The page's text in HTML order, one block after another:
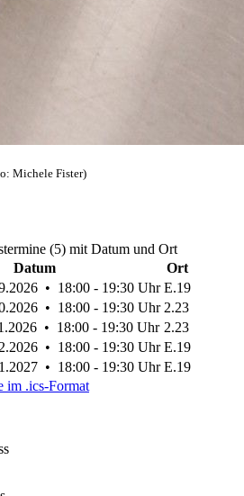
Michele Fister)
(5) mit Datum und Ort
Datum
Ort
• 18:00 - 19:30 Uhr E.19
• 18:00 - 19:30 Uhr 2.23
• 18:00 - 19:30 Uhr 2.23
• 18:00 - 19:30 Uhr E.19
• 18:00 - 19:30 Uhr E.19
im .ics-Format